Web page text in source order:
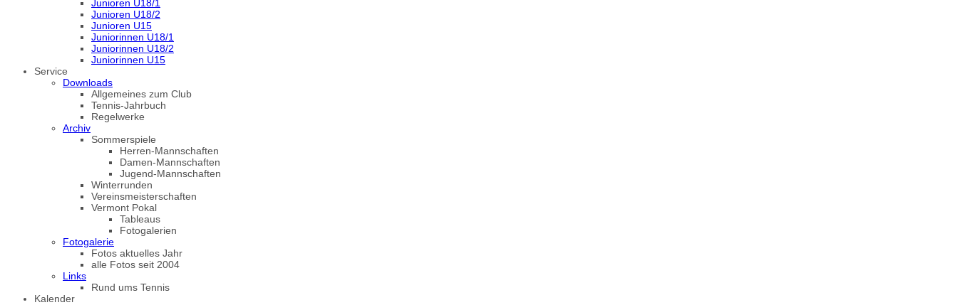
Junioren U18/1
Junioren U18/2
Junioren U15
Juniorinnen U18/1
Juniorinnen U18/2
Juniorinnen U15
Service
Downloads
Allgemeines zum Club
Tennis-Jahrbuch
Regelwerke
Archiv
Sommerspiele
Herren-Mannschaften
Damen-Mannschaften
Jugend-Mannschaften
Winterrunden
Vereinsmeisterschaften
Vermont Pokal
Tableaus
Fotogalerien
Fotogalerie
Fotos aktuelles Jahr
alle Fotos seit 2004
Links
Rund ums Tennis
Kalender